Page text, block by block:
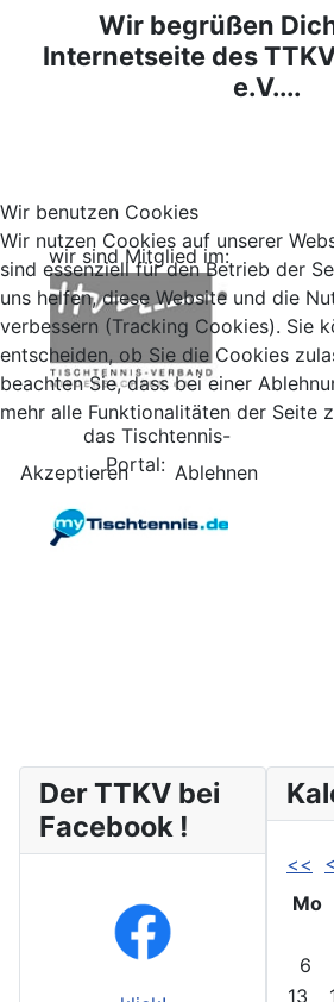
Wir begrüßen
Internetseite des
e.V....
wir sind Mitglied im:
das Tischtennis-
Portal:
Der TTKV bei
Facebook !
<< <
Mo
6
13
Wir benutzen Cookies
Wir nutzen Cookies auf unserer
sind essenziell für den Betrieb der
uns helfen, diese Website und die
verbessern (Tracking Cookies). Sie
entscheiden, ob Sie die Cookies
beachten Sie, dass bei einer
mehr alle Funktionalitäten der Seite
Akzeptieren Ablehnen